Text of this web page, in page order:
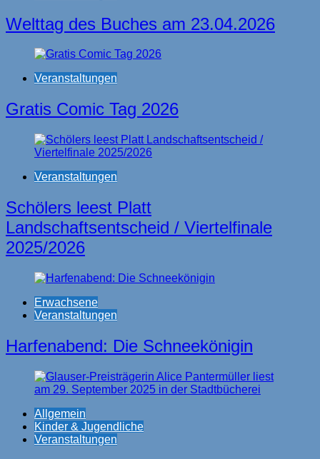
Welttag des Buches am 23.04.2026
Veranstaltungen
Gratis Comic Tag 2026
Veranstaltungen
Schölers leest Platt
Landschaftsentscheid / Viertelfinale
2025/2026
Erwachsene
Veranstaltungen
Harfenabend: Die Schneekönigin
Allgemein
Kinder & Jugendliche
Veranstaltungen